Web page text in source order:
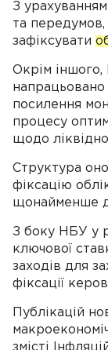
З
та
зафіксувати
Окрім
посилення
процесу
щодо
Структура
фіксацію
щонайменше
З боку НБУ у
ключової
заходів для
фіксації
Публікацій
змісті